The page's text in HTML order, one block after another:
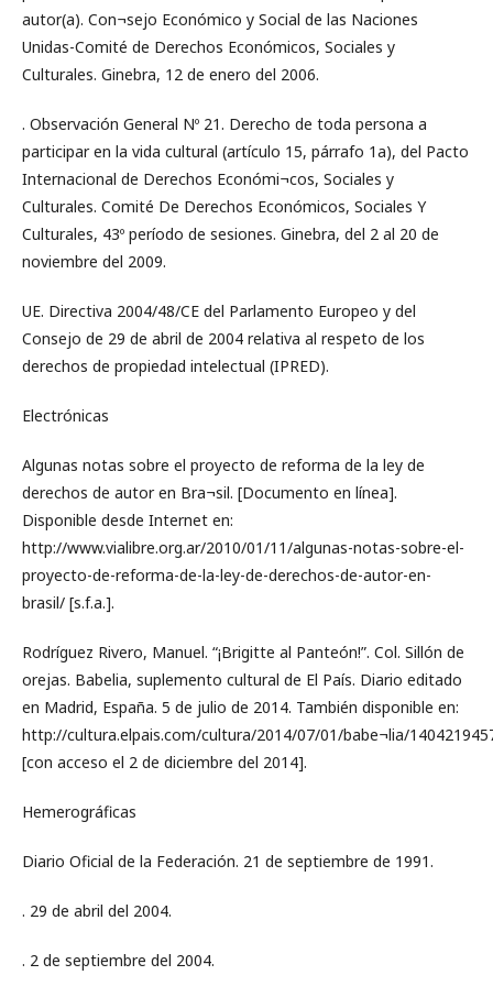
autor(a). Con¬sejo Económico y Social de las Naciones
Unidas-Comité de Derechos Económicos, Sociales y
Culturales. Ginebra, 12 de enero del 2006.
. Observación General Nº 21. Derecho de toda persona a
participar en la vida cultural (artículo 15, párrafo 1a), del Pacto
Internacional de Derechos Económi¬cos, Sociales y
Culturales. Comité De Derechos Económicos, Sociales Y
Culturales, 43º período de sesiones. Ginebra, del 2 al 20 de
noviembre del 2009.
UE. Directiva 2004/48/CE del Parlamento Europeo y del
Consejo de 29 de abril de 2004 relativa al respeto de los
derechos de propiedad intelectual (IPRED).
Electrónicas
Algunas notas sobre el proyecto de reforma de la ley de
derechos de autor en Bra¬sil. [Documento en línea].
Disponible desde Internet en:
http://www.vialibre.org.ar/2010/01/11/algunas-notas-sobre-el-
proyecto-de-reforma-de-la-ley-de-derechos-de-autor-en-
brasil/ [s.f.a.].
Rodríguez Rivero, Manuel. “¡Brigitte al Panteón!”. Col. Sillón de
orejas. Babelia, suplemento cultural de El País. Diario editado
en Madrid, España. 5 de julio de 2014. También disponible en:
http://cultura.elpais.com/cultura/2014/07/01/babe¬lia/
[con acceso el 2 de diciembre del 2014].
Hemerográficas
Diario Oficial de la Federación. 21 de septiembre de 1991.
. 29 de abril del 2004.
. 2 de septiembre del 2004.